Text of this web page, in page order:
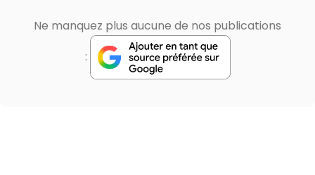
Ne manquez plus aucune de nos publications
: